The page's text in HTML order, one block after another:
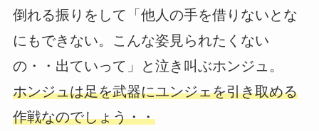
倒れる振りをして「他人の手を借りないとな
にもできない。こんな姿見られたくない
の・・出ていって」と泣き叫ぶホンジュ。
ホンジュは足を武器にユンジェを引き取める
作戦なのでしょう・・